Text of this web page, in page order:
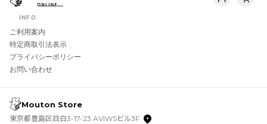
INFO
ご利用案内
特定商取引法表示
プライバシーポリシー
お問い合わせ
Mouton Store
東京都豊島区目白3-17-23 AVIWSビル3F